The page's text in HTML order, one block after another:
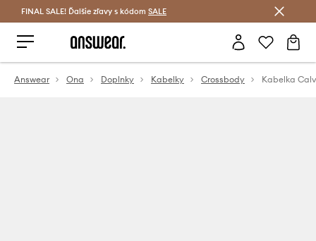
Šetrite s Answear Club >
FINAL SALE! Ďalšie zľavy s kódom SALE
Answear Ona Doplnky Kabelky Crossbody Kabelka